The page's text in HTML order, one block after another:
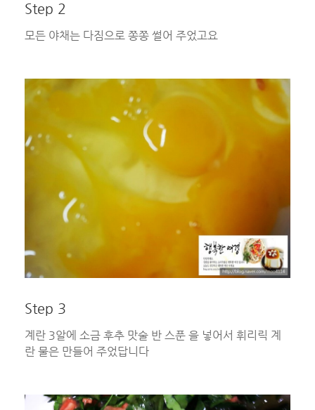
Step 2
모든 야채는 다짐으로 쫑쫑 썰어 주었고요
Step 3
계란 3알에 소금 후추 맛술 반 스푼 을 넣어서 휘리릭 계
란 물은 만들어 주었답니다